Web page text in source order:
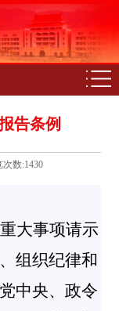
告条例
次数:1430
大事项请示
组织纪律和
中央、政令